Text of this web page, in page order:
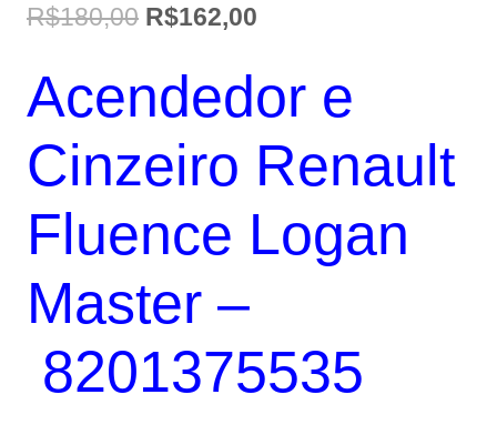
R$180,00 O
original
R$180,00.
R$162,00
atual
R$162,00.
Acendedor e
Cinzeiro Renault
Fluence Logan
Master –
8201375535